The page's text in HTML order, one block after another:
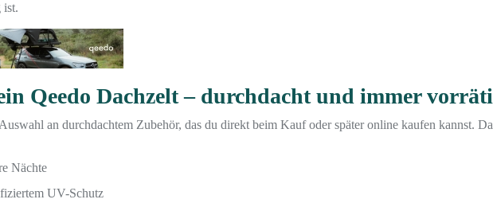
ist.
Qeedo Dachzelt – durchdacht und immer
an durchdachtem Zubehör, das du direkt beim Kauf oder später online kaufen kannst.
Nächte
UV-Schutz